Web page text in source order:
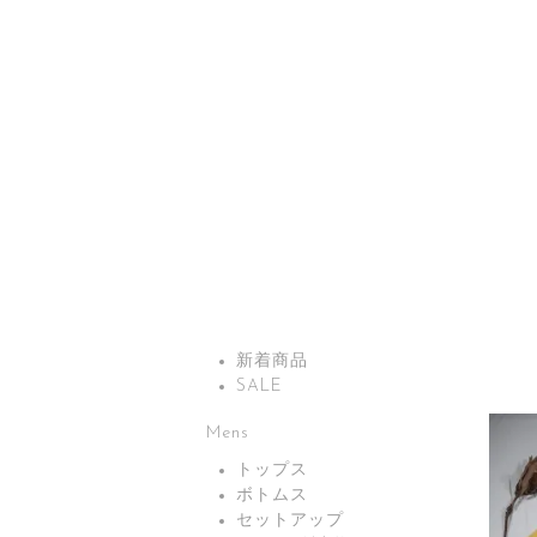
新着商品
SALE
Mens
トップス
ボトムス
セットアップ